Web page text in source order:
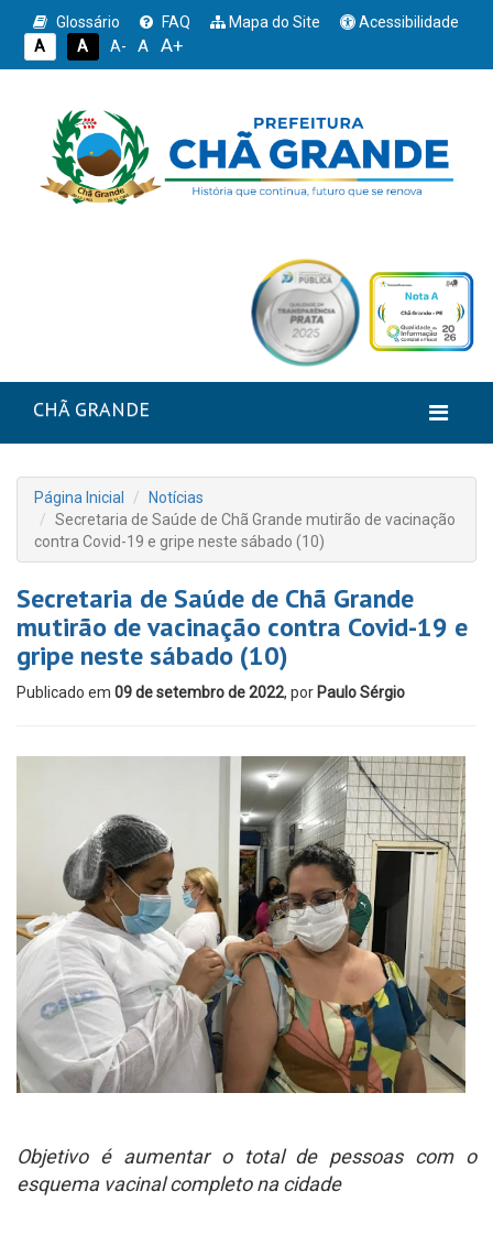
Glossário FAQ Mapa do Site
Acessibilidade
A
A A- A A+
CHÃ GRANDE
Página Inicial
Notícias
Secretaria de Saúde de Chã Grande mutirão de vacinação
contra Covid-19 e gripe neste sábado (10)
Secretaria de Saúde de Chã Grande
mutirão de vacinação contra Covid-19 e
gripe neste sábado (10)
Publicado em 09 de setembro de 2022, por Paulo Sérgio
Objetivo é aumentar o total de pessoas com o
esquema vacinal completo na cidade